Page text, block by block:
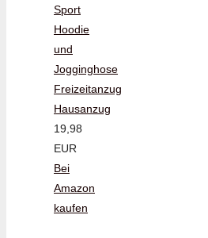
Sport
Hoodie
und
Jogginghose
Freizeitanzug
Hausanzug
19,98
EUR
Bei
Amazon
kaufen